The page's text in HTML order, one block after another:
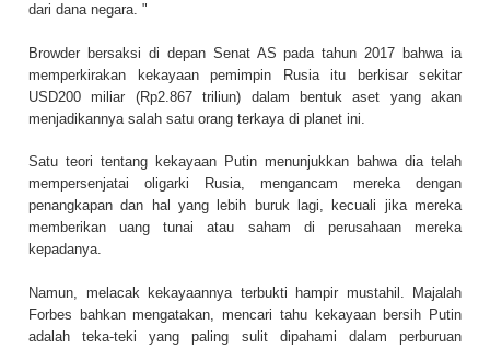
dari dana negara. "
Browder bersaksi di depan Senat AS pada tahun 2017 bahwa ia
memperkirakan kekayaan pemimpin Rusia itu berkisar sekitar
USD200 miliar (Rp2.867 triliun) dalam bentuk aset yang akan
menjadikannya salah satu orang terkaya di planet ini.
Satu teori tentang kekayaan Putin menunjukkan bahwa dia telah
mempersenjatai oligarki Rusia, mengancam mereka dengan
penangkapan dan hal yang lebih buruk lagi, kecuali jika mereka
memberikan uang tunai atau saham di perusahaan mereka
kepadanya.
Namun, melacak kekayaannya terbukti hampir mustahil. Majalah
Forbes bahkan mengatakan, mencari tahu kekayaan bersih Putin
adalah teka-teki yang paling sulit dipahami dalam perburuan